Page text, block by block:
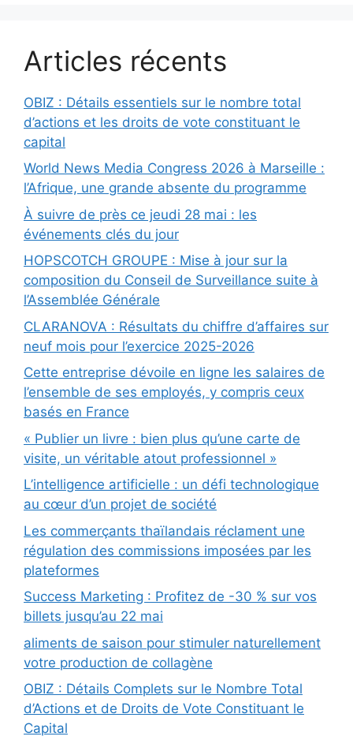
Articles récents
OBIZ : Détails essentiels sur le nombre total
d’actions et les droits de vote constituant le
capital
World News Media Congress 2026 à Marseille :
l’Afrique, une grande absente du programme
À suivre de près ce jeudi 28 mai : les
événements clés du jour
HOPSCOTCH GROUPE : Mise à jour sur la
composition du Conseil de Surveillance suite à
l’Assemblée Générale
CLARANOVA : Résultats du chiffre d’affaires sur
neuf mois pour l’exercice 2025-2026
Cette entreprise dévoile en ligne les salaires de
l’ensemble de ses employés, y compris ceux
basés en France
« Publier un livre : bien plus qu’une carte de
visite, un véritable atout professionnel »
L’intelligence artificielle : un défi technologique
au cœur d’un projet de société
Les commerçants thaïlandais réclament une
régulation des commissions imposées par les
plateformes
Success Marketing : Profitez de -30 % sur vos
billets jusqu’au 22 mai
aliments de saison pour stimuler naturellement
votre production de collagène
OBIZ : Détails Complets sur le Nombre Total
d’Actions et de Droits de Vote Constituant le
Capital